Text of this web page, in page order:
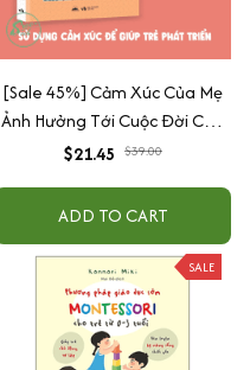
[Sale 45%] Cảm Xúc Của Mẹ
Ảnh Hưởng Tới Cuộc Đời Của
Con
$21.45 $39.00
ADD TO CART
SALE